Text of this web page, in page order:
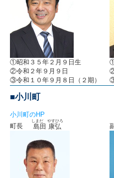
①昭和３５年２月９日生
②令和２年９月９日
③令和１０年９月８日（２期）
■小川町
小川町のHP
町長
島田 康弘
しまだ やすひろ